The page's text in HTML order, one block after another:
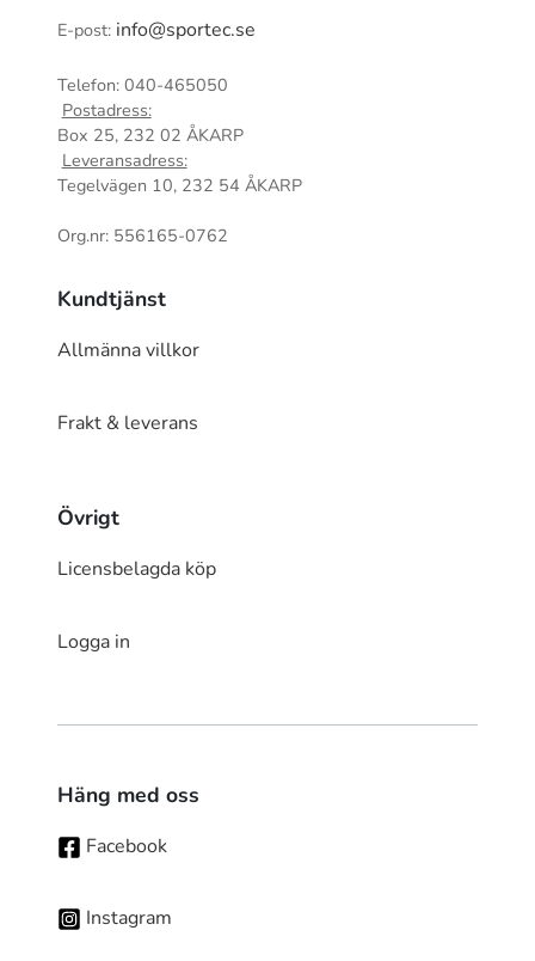
E-post: info@sportec.se
Telefon: 040-465050
Postadress:
Box 25, 232 02 ÅKARP
Leveransadress:
Tegelvägen 10, 232 54 ÅKARP
Org.nr: 556165-0762
Kundtjänst
Allmänna villkor
Frakt & leverans
Övrigt
Licensbelagda köp
Logga in
Häng med oss
Facebook
Instagram